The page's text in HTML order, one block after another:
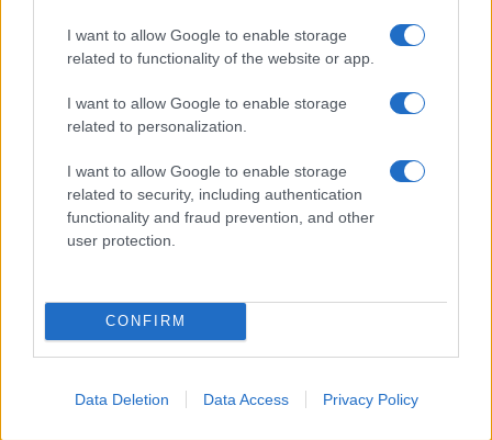
I want to allow Google to enable storage
related to functionality of the website or app.
I want to allow Google to enable storage
related to personalization.
I want to allow Google to enable storage
related to security, including authentication
functionality and fraud prevention, and other
user protection.
CONFIRM
Data Deletion Data Access Privacy Policy
Lebuktak Greta Thunbergék:
Nem is szállítottak humanitárius
2025. október 3.